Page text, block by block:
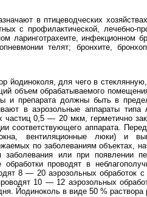
в птицеводческих
с профилактической, лечебно-
ларинготрахеите, инфекционном
телят; бронхите,
йодиноколя, для чего в
объем обрабатываемого
и препарата должны быть в
в аэрозольные аппараты
0,5 — 20 мкм, герметично
соответствующего аппарата.
вентиляционные люки) и
по заболеваниям объектах,
или при появлении
обработки проводят в
8 — 20 аэрозольных обработок
10 — 12 аэрозольных
Йодиноколь в виде 50 %